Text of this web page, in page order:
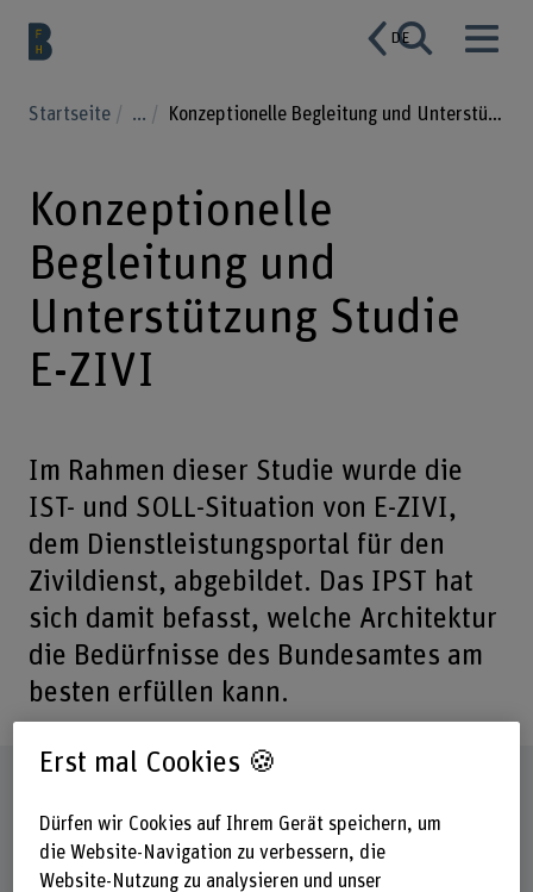
DE
Startseite ... Konzeptionelle Begleitung und Unterstützung Studie E-ZIVI
Konzeptionelle
Begleitung und
Unterstützung Studie
E-ZIVI
Im Rahmen dieser Studie wurde die
IST- und SOLL-Situation von E-ZIVI,
dem Dienstleistungsportal für den
Zivildienst, abgebildet. Das IPST hat
sich damit befasst, welche Architektur
die Bedürfnisse des Bundesamtes am
besten erfüllen kann.
Beteiligte Departemente
Wirtschaft
Erst mal Cookies 🍪
Dürfen wir Cookies auf Ihrem Gerät speichern, um
die Website-Navigation zu verbessern, die
Website-Nutzung zu analysieren und unser